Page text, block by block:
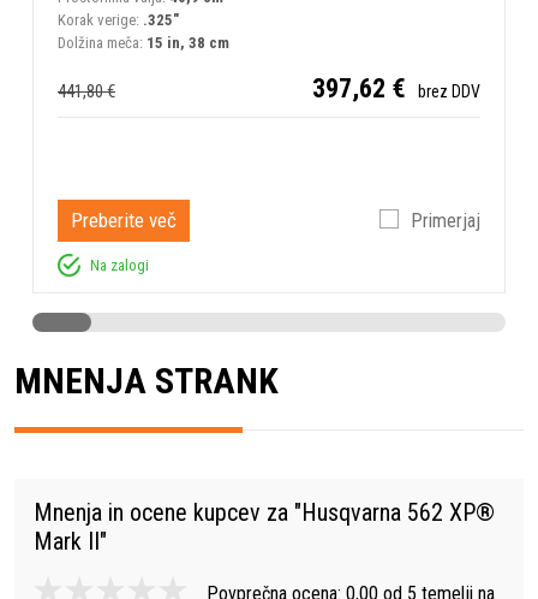
Korak verige: .325"
Dolžina meča: 15 in, 38 cm
441,80 € 397,62 € brez DDV
Preberite več Primerjaj
Na zalogi
MNENJA STRANK
Mnenja in ocene kupcev za "Husqvarna 562 XP®
Mark II"
Povprečna ocena: 0,00 od 5 temelji na